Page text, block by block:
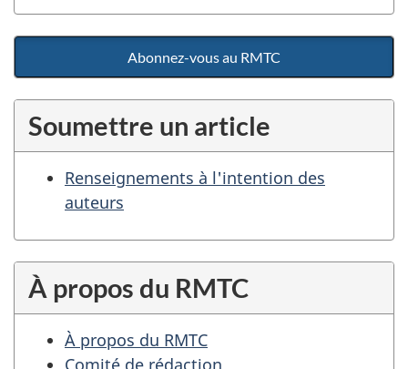
Abonnez-vous au RMTC
Soumettre un article
Renseignements à l'intention des
auteurs
À propos du RMTC
À propos du RMTC
Comité de rédaction